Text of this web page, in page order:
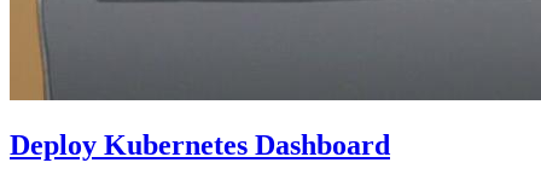
Deploy Kubernetes Dashboard